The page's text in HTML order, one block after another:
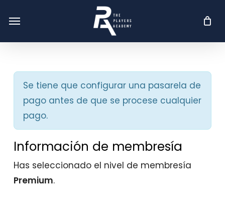
Menu
Se tiene que configurar una pasarela de
pago antes de que se procese cualquier
pago.
Información de membresía
Has seleccionado el nivel de membresía
Premium.